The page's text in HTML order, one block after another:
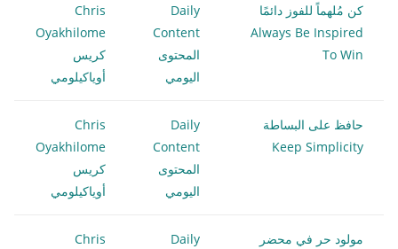
كن مُلهماً للفوز دائمًا
Always Be Inspired
To Win
Daily
Content
المحتوى
اليومي
Chris
Oyakhilome
كريس
أوياكيلومي
حافظ على البساطة
Keep Simplicity
Daily
Content
المحتوى
اليومي
Chris
Oyakhilome
كريس
أوياكيلومي
مولود حر في محضر
Daily
Chris